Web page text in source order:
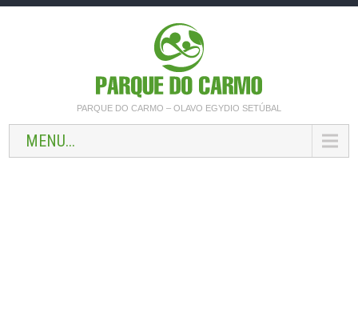
PARQUE DO CARMO – OLAVO EGYDIO SETÚBAL
MENU...